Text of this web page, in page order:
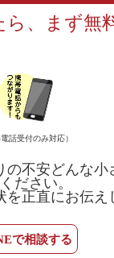
ら、まず無
話受付のみ対応）
の不安どんな小
ださい。
を正直にお伝え
で相談する